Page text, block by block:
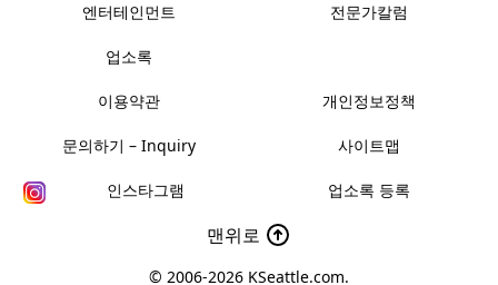
엔터테인먼트 전문가칼럼
업소록
이용약관 개인정보정책
문의하기 – Inquiry 사이트맵
인스타그램 업소록 등록
맨위로
© 2006-2026 KSeattle.com.